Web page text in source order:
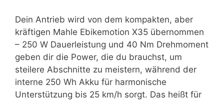
Dein Antrieb wird von dem kompakten, aber
kräftigen Mahle Ebikemotion X35 übernommen
– 250 W Dauerleistung und 40 Nm Drehmoment
geben dir die Power, die du brauchst, um
steilere Abschnitte zu meistern, während der
interne 250 Wh Akku für harmonische
Unterstützung bis 25 km/h sorgt. Das heißt für